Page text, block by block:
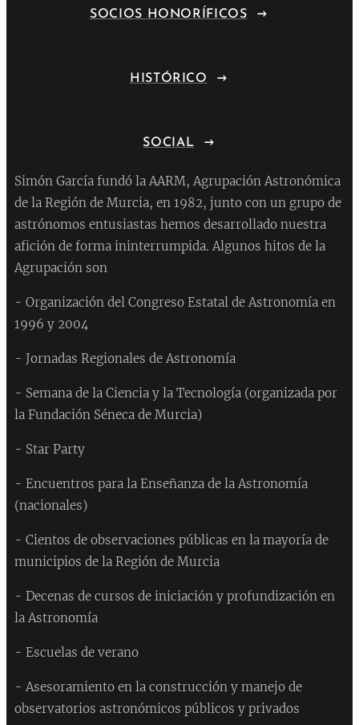
SOCIOS HONORÍFICOS
HISTÓRICO
SOCIAL
Simón García fundó la AARM, Agrupación Astronómica
de la Región de Murcia, en 1982, junto con un grupo de
astrónomos entusiastas hemos desarrollado nuestra
afición de forma ininterrumpida. Algunos hitos de la
Agrupación son
- Organización del Congreso Estatal de Astronomía en
1996 y 2004
- Jornadas Regionales de Astronomía
- Semana de la Ciencia y la Tecnología (organizada por
la Fundación Séneca de Murcia)
- Star Party
- Encuentros para la Enseñanza de la Astronomía
(nacionales)
- Cientos de observaciones públicas en la mayoría de
municipios de la Región de Murcia
- Decenas de cursos de iniciación y profundización en
la Astronomía
- Escuelas de verano
- Asesoramiento en la construcción y manejo de
observatorios astronómicos públicos y privados